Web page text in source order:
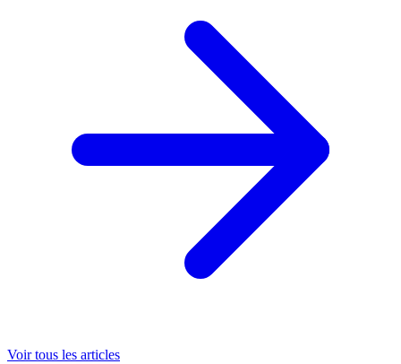
Voir tous les articles